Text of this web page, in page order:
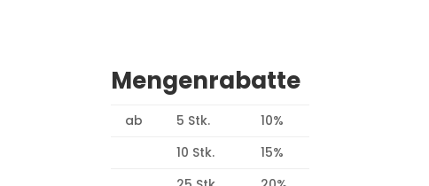
Mengenrabatte
ab 5 Stk.
10%
10 Stk.
15%